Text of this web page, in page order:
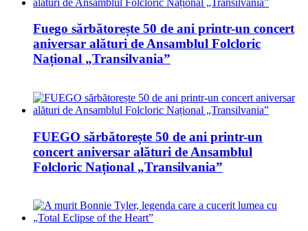
Fuego sărbătorește 50 de ani printr-un concert
aniversar alături de Ansamblul Folcloric
Național „Transilvania”
FUEGO sărbătorește 50 de ani printr-un
concert aniversar alături de Ansamblul
Folcloric Național „Transilvania”